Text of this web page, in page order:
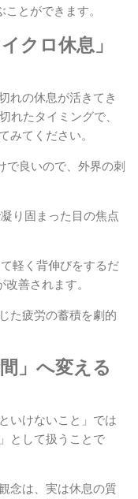
とができます。
クロ休息」
れの休息が活きてき
れたタイミングで、
みてください。
で良いので、外界の刺
り固まった目の焦点
軽く背伸びをするだ
善されます。
た疲労の蓄積を劇的
」へ変える
いけないこと」では
として扱うことで
念は、実は休息の質